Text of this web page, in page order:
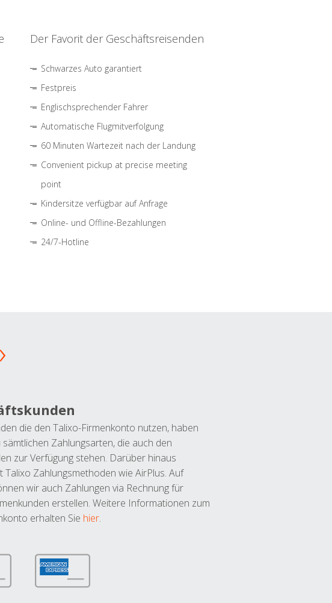
Der Favorit der Geschäftsreisenden
Schwarzes Auto garantiert
Festpreis
Englischsprechender Fahrer
Automatische Flugmitverfolgung
60 Minuten Wartezeit nach der Landung
Convenient pickup at precise meeting
point
Kindersitze verfügbar auf Anfrage
Online- und Offline-Bezahlungen
24/7-Hotline
die den Talixo-Firmenkonto nutzen, haben
sämtlichen Zahlungsarten, die auch den
zur Verfügung stehen. Darüber hinaus
Talixo Zahlungsmethoden wie AirPlus. Auf
wir auch Zahlungen via Rechnung für
erstellen. Weitere Informationen zum
erhalten Sie hier.